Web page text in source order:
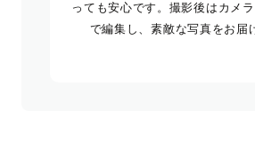
っても安心です。撮影後はカメ
で編集し、素敵な写真をお届